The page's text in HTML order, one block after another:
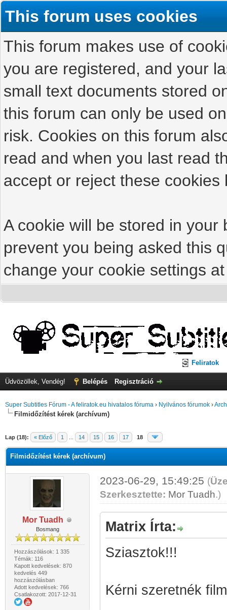
This forum uses cookies
This forum makes use of
you are registered, and your
small text documents stored
this forum can only be used
risk. Cookies on this forum
read and when you last read
accept or reject these cookies
A cookie will be stored in
prevent you being asked this
change your cookie settings
Feliratok
Üdvözöllek, Vendég! Belépés Regisztráció
Super Subtitles Fórum - A feliratok.eu hivatalos fóruma › Nyilvános fórumok ›
Filmidőzítést kérek (archívum)
Lap (18): « Előző 1 14 15 16 17 18
Filmidőzítést kérek (archívum)
Mor Tuadh
Bosmang
Hozzászólások: 1 335
Témák: 116
Kapott kedvelések: 870
kedvelés 449
hozzászólásban
Adott kedvelések: 766
Csatlakozott: 2017-12-31
2023-06-29, 15:49:25 (
Szerkesztette: Mor Tuadh.)
Matrix Írta:
Sziasztok!!!
Kérni szeretnék